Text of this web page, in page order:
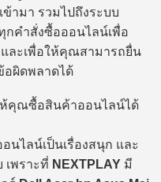
ามา รวมไปถึงระบบ
กคำสั่งซื้อออนไลน์เพื่อ
ละเพื่อให้คุณสามารถยื่น
ผิดพลาดได้
คุณซื้อสินค้าออนไลน์ได้
นไลน์เป็นเรื่องสนุก และ
เพราะที่ NEXTPLAY มี